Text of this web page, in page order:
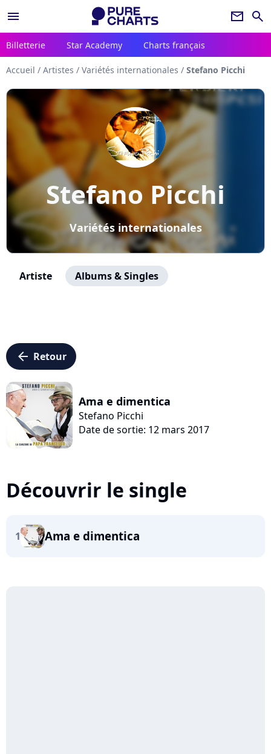
menu newsletter search
Billetterie Star Academy Charts français
Accueil / Artistes / Variétés internationales / Stefano Picchi
Stefano Picchi
Variétés internationales
Artiste Albums & Singles
arrow_left Retour
Ama e dimentica
Stefano Picchi
Date de sortie: 12 mars 2017
Découvrir le single
1 Ama e dimentica